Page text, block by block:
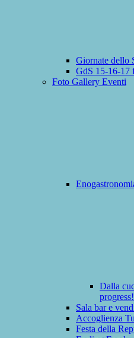
Giornate dello
GdS 15-16-17
Foto Gallery Eventi
Dalla
progress!
Sala bar e
Accoglienza
Festa della